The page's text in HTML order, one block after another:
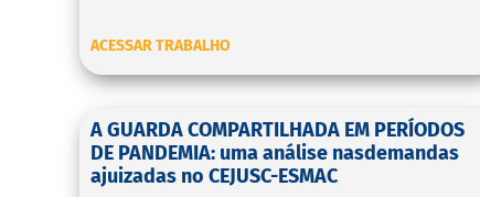
ACESSAR TRABALHO
A GUARDA COMPARTILHADA EM PERÍODOS
DE PANDEMIA: uma análise nasdemandas
ajuizadas no CEJUSC-ESMAC